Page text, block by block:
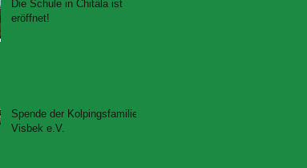
Die Schule in Chitala ist
eröffnet!
Spende der Kolpingsfamilie
Visbek e.V.